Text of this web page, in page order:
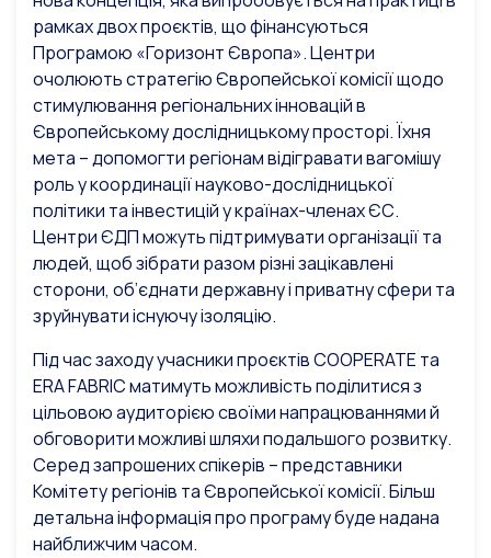
рамках двох проєктів, що фінансуються
Програмою «Горизонт Європа». Центри
очолюють стратегію Європейської комісії щодо
стимулювання регіональних інновацій в
Європейському дослідницькому просторі. Їхня
мета – допомогти регіонам відігравати вагомішу
роль у координації науково-дослідницької
політики та інвестицій у країнах-членах ЄС.
Центри ЄДП можуть підтримувати організації та
людей, щоб зібрати разом різні зацікавлені
сторони, об’єднати державну і приватну сфери та
зруйнувати існуючу ізоляцію.
Під час заходу учасники проєктів COOPERATE та
ERA FABRIC матимуть можливість поділитися з
цільовою аудиторією своїми напрацюваннями й
обговорити можливі шляхи подальшого розвитку.
Серед запрошених спікерів – представники
Комітету регіонів та Європейської комісії. Більш
детальна інформація про програму буде надана
найближчим часом.